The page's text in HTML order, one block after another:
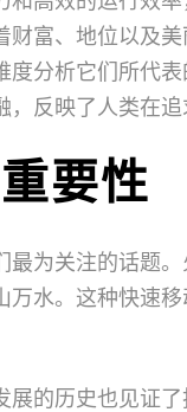
富、地位以及
分析它们所代
反映了人类在追
要性
为关注的话题
水。这种快速
的历史也见证